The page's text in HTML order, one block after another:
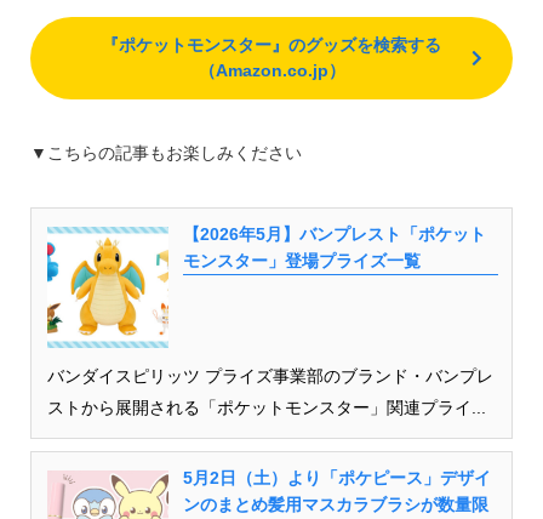
『ポケットモンスター』のグッズを検索する
（Amazon.co.jp）
▼こちらの記事もお楽しみください
【2026年5月】バンプレスト「ポケット
モンスター」登場プライズ一覧
バンダイスピリッツ プライズ事業部のブランド・バンプレ
ストから展開される「ポケットモンスター」関連プライ...
5月2日（土）より「ポケピース」デザイ
ンのまとめ髪用マスカラブラシが数量限